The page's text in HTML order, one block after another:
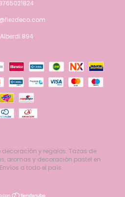
Alberdi 894
decoración y regalos. Tazas de
aromas y decoración pastel en
a todo el país.